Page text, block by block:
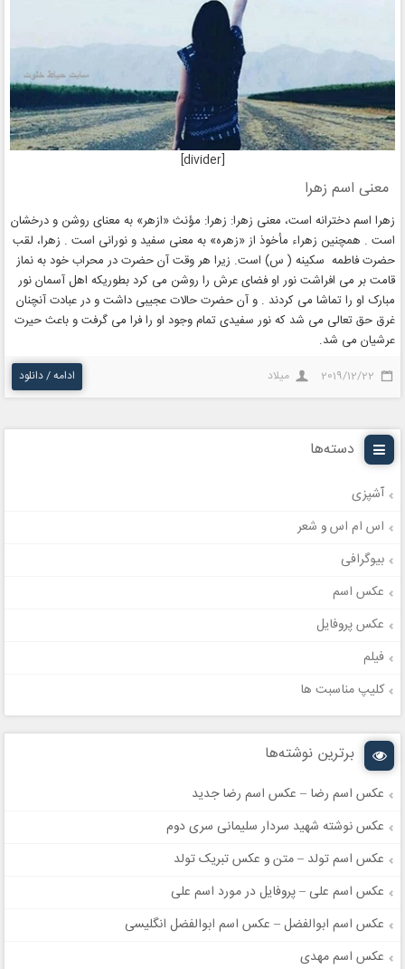
[divider]
معنی اسم زهرا
زهرا اسم دخترانه است، معنی زهرا: زهرا: مؤنث «ازهر» به معنای روشن و درخشان
است . همچنین زهراء مأخوذ از «زهره» به معنی سفید و نورانی است . زهرا، لقب
حضرت فاطمه سکینه ( س) است. زیرا هر وقت آن حضرت در محراب خود به نماز
قامت بر می افراشت نور او فضای عرش را روشن می کرد بطوریکه اهل آسمان نور
مبارک او را تماشا می کردند . و آن حضرت حالات عجیبی داشت و در عبادت آنچنان
غرق حق تعالی می شد که نور سفیدی تمام وجود او را فرا می گرفت و باعث حیرت
عرشیان می شد.
2019/12/22 میلاد ادامه / دانلود
دسته‌ها
آشپزی
اس ام اس و شعر
بیوگرافی
عکس اسم
عکس پروفایل
فیلم
کلیپ مناسبت ها
برترین نوشته‌ها
عکس اسم رضا – عکس اسم رضا جدید
عکس نوشته شهید سردار سلیمانی سری دوم
عکس اسم تولد – متن و عکس تبریک تولد
عکس اسم علی – پروفایل در مورد اسم علی
عکس اسم ابوالفضل – عکس اسم ابوالفضل انگلیسی
عکس اسم مهدی